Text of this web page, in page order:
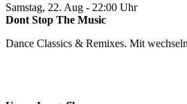
Samstag, 22. Aug - 22:00 Uhr
Dont Stop The Music
Dance Classics & Remixes. Mit